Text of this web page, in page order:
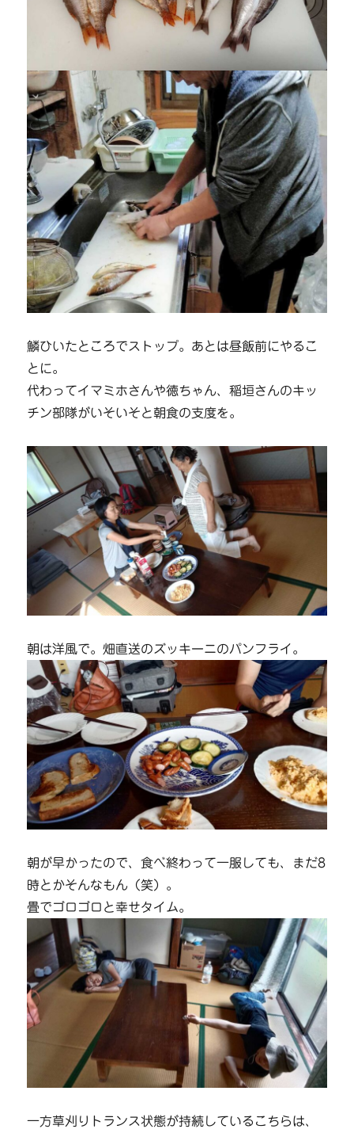
鱗ひいたところでストップ。あとは昼飯前にやるこ
とに。
代わってイマミホさんや徳ちゃん、稲垣さんのキッ
チン部隊がいそいそと朝食の支度を。
朝は洋風で。畑直送のズッキーニのパンフライ。
朝が早かったので、食べ終わって一服しても、まだ8
時とかそんなもん（笑）。
畳でゴロゴロと幸せタイム。
一方草刈りトランス状態が持続しているこちらは、